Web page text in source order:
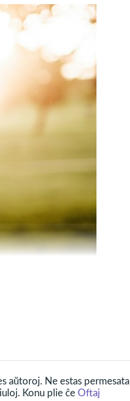
Amo, forto kaj
favoratoj, sed ankaŭ
aŭtoroj. Ne estas permesata
Konu plie ĉe Oftaj